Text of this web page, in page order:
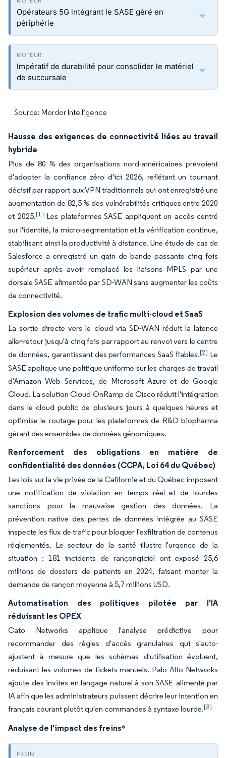
Opérateurs 5G intégrant le SASE géré en
périphérie
Impératif de durabilité pour consolider le matériel
de succursale
Source: Mordor Intelligence
Hausse des exigences de connectivité liées au travail
hybride
Plus de 80 % des organisations nord-américaines prévoient
d'adopter la confiance zéro d'ici 2026, reflétant un tournant
décisif par rapport aux VPN traditionnels qui ont enregistré une
augmentation de 82,5 % des vulnérabilités critiques entre 2020
et 2025.[1] Les plateformes SASE appliquent un accès centré
sur l'identité, la micro-segmentation et la vérification continue,
stabilisant ainsi la productivité à distance. Une étude de cas de
Salesforce a enregistré un gain de bande passante cinq fois
supérieur après avoir remplacé les liaisons MPLS par une
dorsale SASE alimentée par SD-WAN sans augmenter les coûts
de connectivité.
Explosion des volumes de trafic multi-cloud et SaaS
La sortie directe vers le cloud via SD-WAN réduit la latence
aller-retour jusqu'à cinq fois par rapport au renvoi vers le centre
de données, garantissant des performances SaaS fiables.[2] Le
SASE applique une politique uniforme sur les charges de travail
d'Amazon Web Services, de Microsoft Azure et de Google
Cloud. La solution Cloud OnRamp de Cisco réduit l'intégration
dans le cloud public de plusieurs jours à quelques heures et
optimise le routage pour les plateformes de R&D biopharma
gérant des ensembles de données génomiques.
Renforcement des obligations en matière de
confidentialité des données (CCPA, Loi 64 du Québec)
Les lois sur la vie privée de la Californie et du Québec imposent
une notification de violation en temps réel et de lourdes
sanctions pour la mauvaise gestion des données. La
prévention native des pertes de données intégrée au SASE
inspecte les flux de trafic pour bloquer l'exfiltration de contenus
réglementés. Le secteur de la santé illustre l'urgence de la
situation : 181 incidents de rançongiciel ont exposé 25,6
millions de dossiers de patients en 2024, faisant monter la
demande de rançon moyenne à 5,7 millions USD.
Automatisation des politiques pilotée par l'IA
réduisant les OPEX
Cato Networks applique l'analyse prédictive pour
recommander des règles d'accès granulaires qui s'auto-
ajustent à mesure que les schémas d'utilisation évoluent,
réduisant les volumes de tickets manuels. Palo Alto Networks
ajoute des invites en langage naturel à son SASE alimenté par
IA afin que les administrateurs puissent décrire leur intention en
français courant plutôt qu'en commandes à syntaxe lourde.[3]
Analyse de l'impact des freins*